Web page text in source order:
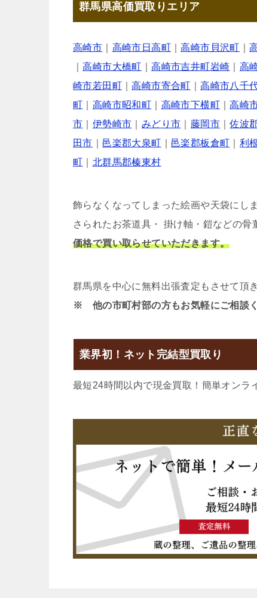
群馬県高価買取りエリア
高崎市 高崎市日高町 ｜高崎市貝沢町 ｜
｜高崎市大橋町 ｜高崎市吉井町岩崎 高
崎市若田町 ｜高崎市寄合町 ｜高崎市八千
町
高崎市昭和町 高崎市下横町 ｜高崎
市
伊勢崎市 みどり市 藤岡市 ｜佐波
田市
邑楽郡大泉町 邑楽郡板倉町 利
町
北群馬郡榛東村
飾らなくなってしまった絵画や天袋にし
さられたお茶道具・ 掛け軸・鎧などの骨
価格で買い取らせていただきます。
群馬県を中心に無料出張査定もさせて頂
※ 他の市町村部の方もお気軽にご相談く
業界初！ネット完結型買取り
最短24時間以内で現金買取！簡単オンラ